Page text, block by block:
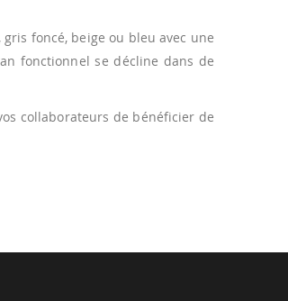
gris foncé, beige ou bleu avec une
fonctionnel se décline dans de
collaborateurs de bénéficier de